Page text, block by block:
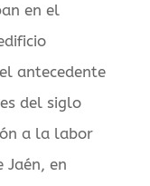
en el
antecedente
del siglo
a la labor
Jaén, en